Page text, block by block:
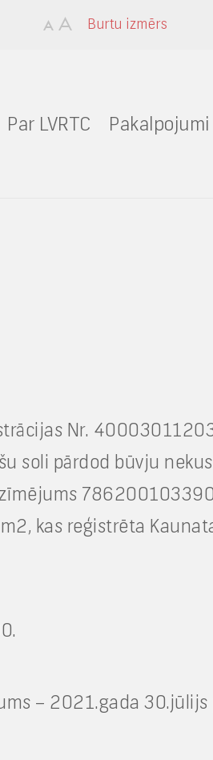
Burtu izmērs
Par LVRTC Pakalpojumi
Nr.
soli pārdod būvju
kas reģistrēta
– 2021.gada 30.jūlijs